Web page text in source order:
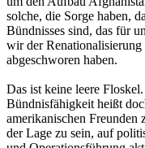
solche, die Sorge haben,
Bündnisses sind, das für
wir der
abgeschworen haben.
Das ist keine leere
Bündnisfähigkeit heißt
amerikanischen Freunden
der Lage zu sein, auf